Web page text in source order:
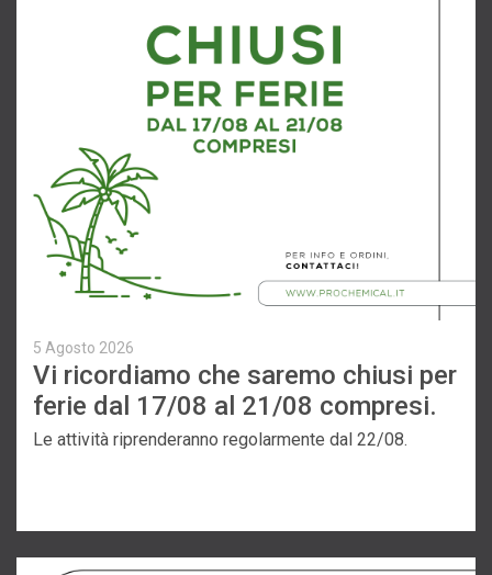
5 Agosto 2026
Vi ricordiamo che saremo chiusi per
ferie dal 17/08 al 21/08 compresi.
Le attività riprenderanno regolarmente dal 22/08.